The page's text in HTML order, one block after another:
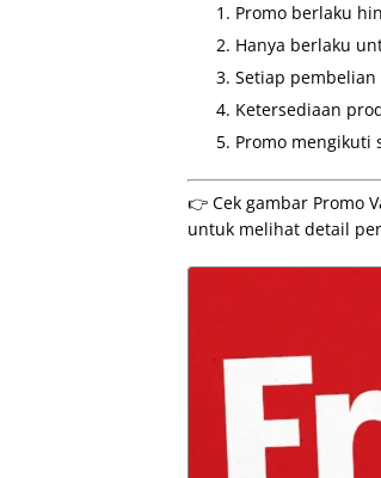
Promo berlaku
Hanya berlaku
Setiap
Ketersediaan
Promo mengikuti
👉 Cek gambar Promo
untuk melihat detail